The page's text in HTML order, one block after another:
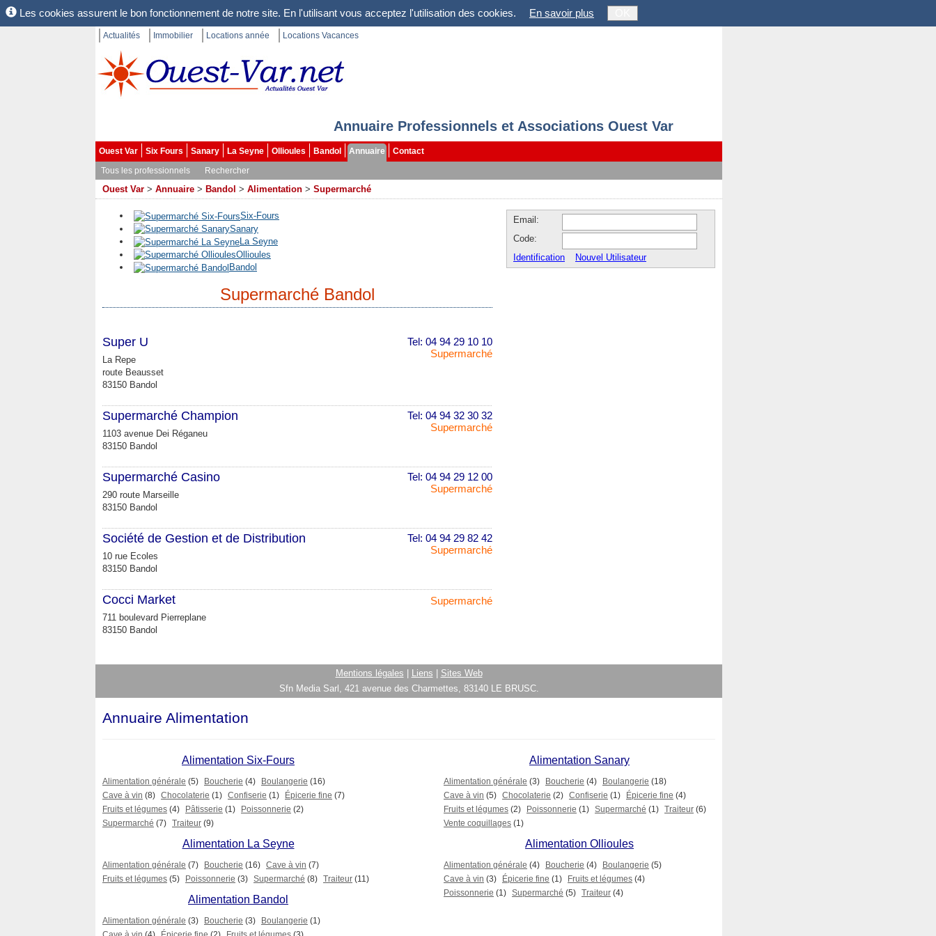
Les cookies assurent le bon fonctionnement de notre site. En l'utilisant vous acceptez l'utilisation des cookies. En savoir plus
Actualités Immobilier Locations année Locations Vacances
Annuaire Professionnels et Associations Ouest Var
Ouest Var Six Fours Sanary La Seyne Ollioules Bandol Annuaire
Contact
Tous les professionnels
Rechercher
Ouest Var > Annuaire > Bandol > Alimentation > Supermarché
Six-Fours
Sanary
La Seyne
Ollioules
Bandol
Supermarché Bandol
Tel: 04 94 29 10 10
Supermarché
Super U
La Repe
route Beausset
83150 Bandol
Tel: 04 94 32 30 32
Supermarché
Supermarché Champion
1103 avenue Dei Réganeu
83150 Bandol
Tel: 04 94 29 12 00
Supermarché
Supermarché Casino
290 route Marseille
83150 Bandol
Tel: 04 94 29 82 42
Supermarché
Société de Gestion et de Distribution
10 rue Ecoles
83150 Bandol
Supermarché
Cocci Market
711 boulevard Pierreplane
83150 Bandol
Email:
Code:
Identification
Nouvel Utilisateur
Mentions légales Liens
Sites Web
Sfn Media Sarl, 421 avenue des Charmettes, 83140 LE BRUSC.
Annuaire Alimentation
Alimentation Six-Fours
Alimentation générale (5) Boucherie (4) Boulangerie (16)
Cave à vin (8) Chocolaterie (1) Confiserie (1) Épicerie fine (7)
Fruits et légumes (4) Pâtisserie (1) Poissonnerie (2)
Supermarché (7) Traiteur (9)
Alimentation Sanary
Alimentation générale (3) Boucherie (4) Boulangerie (18)
Cave à vin (5) Chocolaterie (2) Confiserie (1) Épicerie fine (4)
Fruits et légumes (2) Poissonnerie (1) Supermarché (1) Traiteur (6)
Vente coquillages (1)
Alimentation La Seyne
Alimentation générale (7) Boucherie (16) Cave à vin (7)
Fruits et légumes (5) Poissonnerie (3) Supermarché (8) Traiteur (11)
Alimentation Ollioules
Alimentation générale (4) Boucherie (4) Boulangerie (5)
Cave à vin (3) Épicerie fine (1) Fruits et légumes (4)
Poissonnerie (1) Supermarché (5) Traiteur (4)
Alimentation Bandol
Alimentation générale (3) Boucherie (3) Boulangerie (1)